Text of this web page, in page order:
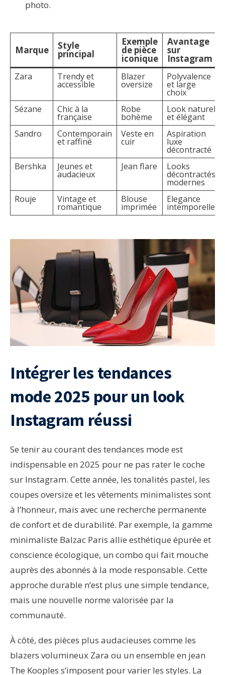
photo.
Marque Style
principal
Exemple
de pièce
iconique
Avantage
sur
Instagram
Zara Trendy et
accessible
Blazer
oversize
Polyvalence
et large
choix
Sézane
Chic à la
française
Robe
bohème
Look naturel
et élégant
Sandro
Contemporain
et raffiné
Veste en
cuir
Aspiration
luxe
décontracté
Bershka
Jeunes et
audacieux
Jean flare Looks
décontractés
modernes
Rouje
Vintage et
romantique
Blouse
imprimée
Elegance
intemporelle
Intégrer les tendances
mode 2025 pour un look
Instagram réussi
Se tenir au courant des tendances mode est
indispensable en 2025 pour ne pas rater le coche
sur Instagram. Cette année, les tonalités pastel, les
coupes oversize et les vêtements minimalistes sont
à l’honneur, mais avec une recherche permanente
de confort et de durabilité. Par exemple, la gamme
minimaliste Balzac Paris allie esthétique épurée et
conscience écologique, un combo qui fait mouche
auprès des abonnés à la mode responsable. Cette
approche durable n’est plus une simple tendance,
mais une nouvelle norme valorisée par la
communauté.
À côté, des pièces plus audacieuses comme les
blazers volumineux Zara ou un ensemble en jean
The Kooples s’imposent pour varier les styles. La